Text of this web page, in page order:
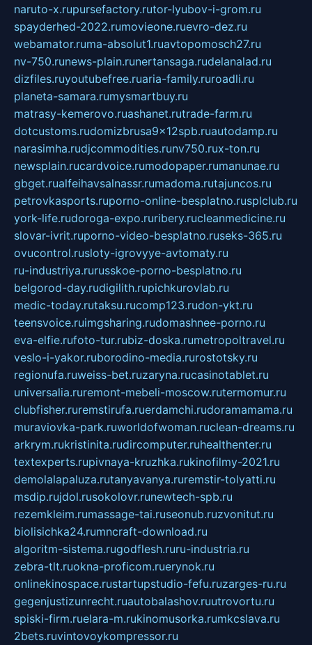
naruto-x.rupursefactory.rutor-lyubov-i-grom.ru
spayderhed-2022.rumovieone.ruevro-dez.ru
webamator.ruma-absolut1.ruavtopomosch27.ru
nv-750.runews-plain.runertansaga.rudelanalad.ru
dizfiles.ruyoutubefree.ruaria-family.ruroadli.ru
planeta-samara.rumysmartbuy.ru
matrasy-kemerovo.ruashanet.rutrade-farm.ru
dotcustoms.rudomizbrusa9x12spb.ruautodamp.ru
narasimha.rudjcommodities.runv750.rux-ton.ru
newsplain.rucardvoice.rumodopaper.rumanunae.ru
gbget.rualfeihavsalnassr.rumadoma.rutajuncos.ru
petrovkasports.ruporno-online-besplatno.rusplclub.ru
york-life.rudoroga-expo.ruribery.rucleanmedicine.ru
slovar-ivrit.ruporno-video-besplatno.ruseks-365.ru
ovucontrol.rusloty-igrovyye-avtomaty.ru
ru-industriya.rurusskoe-porno-besplatno.ru
belgorod-day.rudigilith.rupichkurovlab.ru
medic-today.rutaksu.rucomp123.rudon-ykt.ru
teensvoice.ruimgsharing.rudomashnee-porno.ru
eva-elfie.rufoto-tur.rubiz-doska.rumetropoltravel.ru
veslo-i-yakor.ruborodino-media.rurostotsky.ru
regionufa.ruweiss-bet.ruzaryna.rucasinotablet.ru
universalia.ruremont-mebeli-moscow.rutermomur.ru
clubfisher.ruremstirufa.ruerdamchi.rudoramamama.ru
muraviovka-park.ruworldofwoman.ruclean-dreams.ru
arkrym.rukristinita.rudircomputer.ruhealthenter.ru
textexperts.rupivnaya-kruzhka.rukinofilmy-2021.ru
demolalapaluza.rutanyavanya.ruremstir-tolyatti.ru
msdip.rujdol.rusokolovr.runewtech-spb.ru
rezemkleim.rumassage-tai.ruseonub.ruzvonitut.ru
biolisichka24.rumncraft-download.ru
algoritm-sistema.rugodflesh.ruru-industria.ru
zebra-tlt.ruokna-proficom.ruerynok.ru
onlinekinospace.rustartupstudio-fefu.ruzarges-ru.ru
gegenjustizunrecht.ruautobalashov.ruutrovortu.ru
spiski-firm.ruelara-m.rukinomusorka.rumkcslava.ru
2bets.ruvintovoykompressor.ru